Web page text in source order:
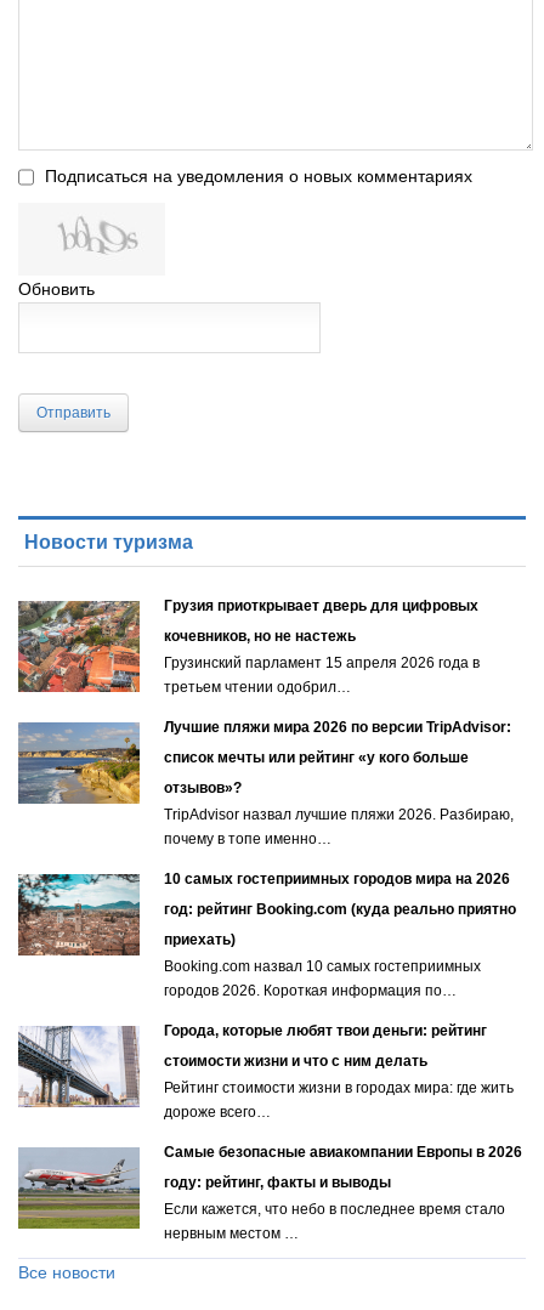
Подписаться на уведомления о новых комментариях
Обновить
Отправить
Новости туризма
Грузия приоткрывает дверь для цифровых
кочевников, но не настежь
Грузинский парламент 15 апреля 2026 года в
третьем чтении одобрил…
Лучшие пляжи мира 2026 по версии TripAdvisor:
список мечты или рейтинг «у кого больше
отзывов»?
TripAdvisor назвал лучшие пляжи 2026. Разбираю,
почему в топе именно…
10 самых гостеприимных городов мира на 2026
год: рейтинг Booking.com (куда реально приятно
приехать)
Booking.com назвал 10 самых гостеприимных
городов 2026. Короткая информация по…
Города, которые любят твои деньги: рейтинг
стоимости жизни и что с ним делать
Рейтинг стоимости жизни в городах мира: где жить
дороже всего…
Самые безопасные авиакомпании Европы в 2026
году: рейтинг, факты и выводы
Если кажется, что небо в последнее время стало
нервным местом …
Все новости